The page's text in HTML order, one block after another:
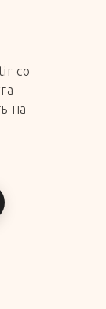
со
на